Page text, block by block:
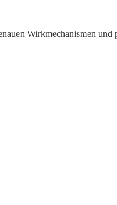
Wirkmechanismen